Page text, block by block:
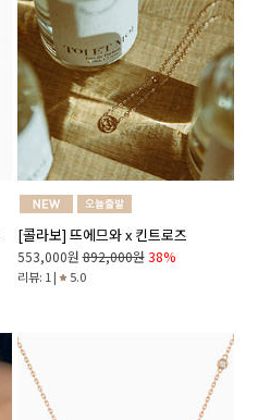
[콜라보] 뜨에므와 x 킨트로즈
553,000원 892,000원 38%
리뷰: 1 | 5.0